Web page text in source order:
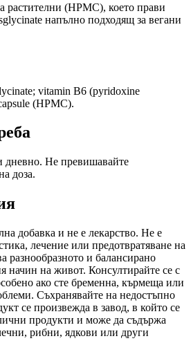
растителни (HPMC), което прави
напълно подходящ за вегани
vitamin B6 (pyridoxine
(HPMC).
дневно. Не превишавайте
доза.
добавка и не е лекарство. Не е
лечение или предотвратяване на
разнообразното и балансирано
начин на живот. Консултирайте се с
ако сте бременна, кърмеща или
Съхранявайте на недостъпно
се произвежда в завод, в който се
продукти и може да съдържа
рибни, ядкови или други